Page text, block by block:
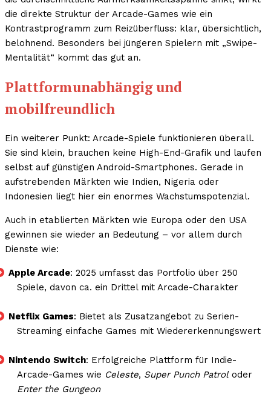
die direkte Struktur der Arcade-Games wie ein
Kontrastprogramm zum Reizüberfluss: klar, übersichtlich,
belohnend. Besonders bei jüngeren Spielern mit „Swipe-
Mentalität“ kommt das gut an.
Plattformunabhängig und
mobilfreundlich
Ein weiterer Punkt: Arcade-Spiele funktionieren überall.
Sie sind klein, brauchen keine High-End-Grafik und laufen
selbst auf günstigen Android-Smartphones. Gerade in
aufstrebenden Märkten wie Indien, Nigeria oder
Indonesien liegt hier ein enormes Wachstumspotenzial.
Auch in etablierten Märkten wie Europa oder den USA
gewinnen sie wieder an Bedeutung – vor allem durch
Dienste wie:
Apple Arcade: 2025 umfasst das Portfolio über 250
Spiele, davon ca. ein Drittel mit Arcade-Charakter
Netflix Games: Bietet als Zusatzangebot zu Serien-
Streaming einfache Games mit Wiedererkennungswert
Nintendo Switch: Erfolgreiche Plattform für Indie-
Arcade-Games wie Celeste, Super Punch Patroloder
Enter the Gungeon